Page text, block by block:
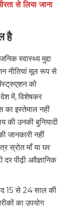
से लिया जाना
है
स्वास्थ्य मुद्दा
नीतियां मूल रूप से
को
में, विशेषकर
का इस्तेमाल नहीं
की उनकी बुनियादी
जानकारी नहीं
स्रोत माँ या घर
पीढ़ी अवैज्ञानिक
15 से 24 साल की
का उपयोग